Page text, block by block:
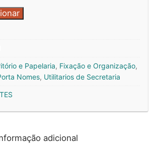
e Papelaria, Fixação e Organização,
Nomes, Utilitarios de Secretaria
adicional